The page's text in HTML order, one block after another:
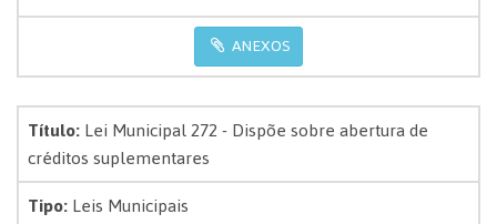
ANEXOS
Título:Lei Municipal 272 - Dispõe sobre abertura de
créditos suplementares
Tipo:Leis Municipais